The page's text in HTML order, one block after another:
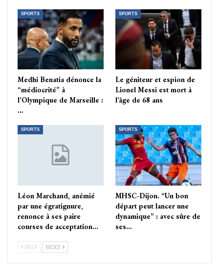
SPORTS
Medhi Benatia dénonce la
“médiocrité” à
l’Olympique de Marseille :
…
SPORTS
Le géniteur et espion de
Lionel Messi est mort à
l’âge de 68 ans
SPORTS
Léon Marchand, anémié
par une égratignure,
renonce à ses paire
courses de acceptation…
SPORTS
MHSC-Dijon. “Un bon
départ peut lancer une
dynamique” : avec sûre de
ses…
PREV NEXT